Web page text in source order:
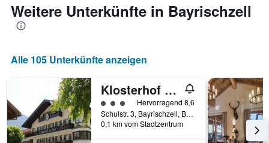
Weitere Unterkünfte in Bayrischzell
Alle 105 Unterkünfte anzeigen
Klosterhof zur Post
Bewertungskategorie 3
Hervorragend 8,6
Schulstr. 3, Bayrischzell, Bayern, Deutschland
0,1 km vom Stadtzentrum